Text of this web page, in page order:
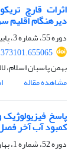
اثرات قارچ
دیر‌هنگام اقلیم
دوره 55، شماره 3، پاییز 1403، صفحه
بهمن پاسبان اسلام،
مشاهده مقاله
پاسخ
کمبود آب آخر
دوره 52، شماره 1، بهار 1400، صفحه